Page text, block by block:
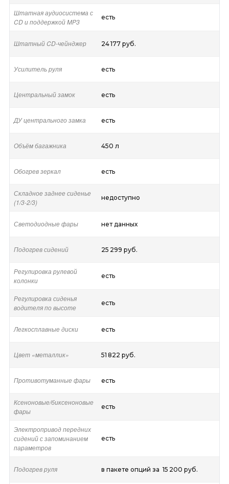
Штатная аудиосистема с
CD и поддержкой MP3
есть
Штатный CD-чейнджер 24 177 руб.
Усилитель руля есть
Центральный замок есть
ДУ центрального замка есть
Объём багажника 450 л
Обогрев зеркал есть
Складное заднее сиденье
(1/3-2/3)
недоступно
Светодиодные фары нет данных
Подогрев сидений 25 299 руб.
Регулировка рулевой
колонки
есть
Регулировка сиденья
водителя по высоте
есть
Легкосплавные диски есть
Цвет «металлик» 51 822 руб.
Противотуманные фары есть
Ксеноновые/биксеноновые
фары
есть
Электропривод передних
сидений с запоминанием
параметров
есть
Подогрев руля в пакете опций за 15 200 руб.